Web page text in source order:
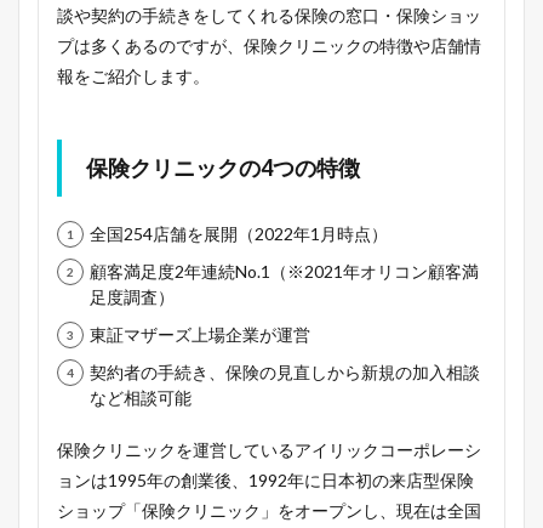
談や契約の手続きをしてくれる保険の窓口・保険ショッ
プは多くあるのですが、保険クリニックの特徴や店舗情
報をご紹介します。
保険クリニックの4つの特徴
全国254店舗を展開（2022年1月時点）
顧客満足度2年連続No.1（※2021年オリコン顧客満
足度調査）
東証マザーズ上場企業が運営
契約者の手続き、保険の見直しから新規の加入相談
など相談可能
保険クリニックを運営しているアイリックコーポレーシ
ョンは1995年の創業後、1992年に日本初の来店型保険
ショップ「保険クリニック」をオープンし、現在は全国